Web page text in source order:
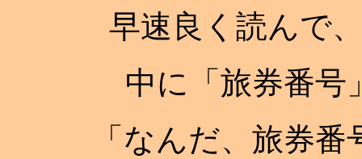
早速良く読んで
中に「旅券番号
「なんだ、旅券